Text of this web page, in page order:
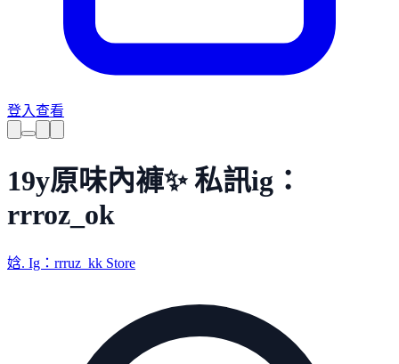
登入查看
19y原味內褲✨ 私訊ig：
rrroz_ok
娢. Ig：rrruz_kk Store